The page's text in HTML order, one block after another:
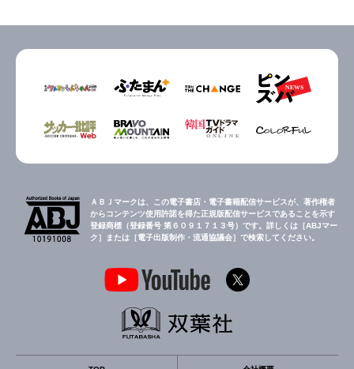
ＡＢＪマークは、この電子書店・電子書籍配信サービスが、著作権者
からコンテンツ使用許諾を得た正規版配信サービスであることを示す
登録商標（登録番号 第６０９１７１３号）です。詳しくは［ABJマー
ク］または［電子出版制作・流通協議会］で検索してください。